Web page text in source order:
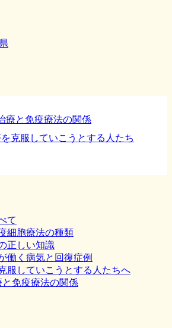
て
細胞療法の種類
正しい知識
働く病気と回復症例
服していこうとする人たちへ
と免疫療法の関係